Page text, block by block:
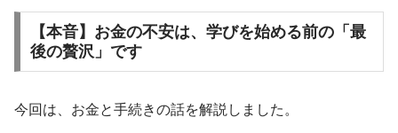
【本音】お金の不安は、学びを始める前の「最
後の贅沢」です
今回は、お金と手続きの話を解説しました。